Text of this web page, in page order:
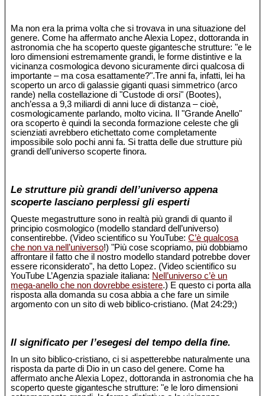
Ma non era la prima volta che si trovava in una situazione del
genere. Come ha affermato anche Alexia Lopez, dottoranda in
astronomia che ha scoperto queste gigantesche strutture: "e le
loro dimensioni estremamente grandi, le forme distintive e la
vicinanza cosmologica devono sicuramente dirci qualcosa di
importante – ma cosa esattamente?".Tre anni fa, infatti, lei ha
scoperto un arco di galassie giganti quasi simmetrico (arco
rande) nella costellazione di "Custode di orsi" (Bootes),
anch’essa a 9,3 miliardi di anni luce di distanza – cioè,
cosmologicamente parlando, molto vicina. Il "Grande Anello"
ora scoperto è quindi la seconda formazione celeste che gli
scienziati avrebbero etichettato come completamente
impossibile solo pochi anni fa. Si tratta delle due strutture più
grandi dell’universo scoperte finora.
Le strutture più grandi dell’universo appena
scoperte lasciano perplessi gli esperti
Queste megastrutture sono in realtà più grandi di quanto il
principio cosmologico (modello standard dell’universo)
consentirebbe. (Video scientifico su YouTube:C’è qualcosa
che non va nell’universo!) "Più cose scopriamo, più dobbiamo
affrontare il fatto che il nostro modello standard potrebbe dover
essere riconsiderato", ha detto Lopez. (Video scientifico su
YouTube L’Agenzia spaziale italiana: Nell’universo c’è un
mega-anello che non dovrebbe esistere.) E questo ci porta alla
risposta alla domanda su cosa abbia a che fare un simile
argomento con un sito di web biblico-cristiano. (Mat 24:29;)
Il significato per l’esegesi del tempo della fine.
In un sito biblico-cristiano, ci si aspetterebbe naturalmente una
risposta da parte di Dio in un caso del genere. Come ha
affermato anche Alexia Lopez, dottoranda in astronomia che ha
scoperto queste gigantesche strutture: "e le loro dimensioni